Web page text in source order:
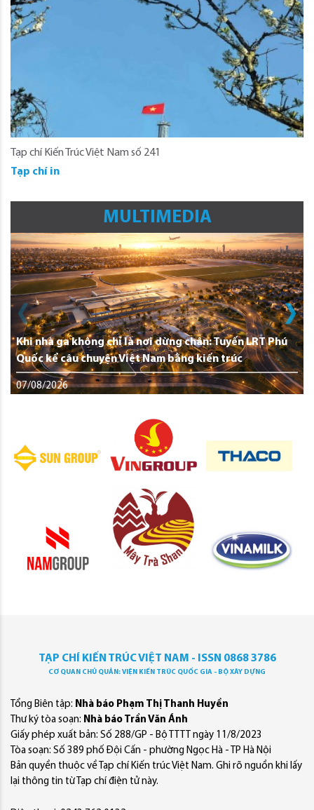
Tạp chí Kiến Trúc Việt Nam số 241
Tạp chí in
MULTIMEDIA
Khi nhà ga không chỉ là nơi dừng chân: Tuyến LRT Phú
Quốc kể câu chuyện Việt Nam bằng kiến trúc
07/08/2026
TẠP CHÍ KIẾN TRÚC VIỆT NAM - ISSN 0868 3786
CƠ QUAN CHỦ QUẢN: VIỆN KIẾN TRÚC QUỐC GIA - BỘ XÂY DỰNG
Tổng Biên tập: Nhà báo Phạm Thị Thanh Huyền
Thư ký tòa soạn: Nhà báo Trần Văn Ánh
Giấy phép xuất bản: Số 288/GP - Bộ TTTT ngày 11/8/2023
Tòa soạn: Số 389 phố Đội Cấn - phường Ngọc Hà - TP Hà Nội
Bản quyền thuộc về Tạp chí Kiến trúc Việt Nam. Ghi rõ nguồn khi lấy
lại thông tin từ Tạp chí điện tử này.